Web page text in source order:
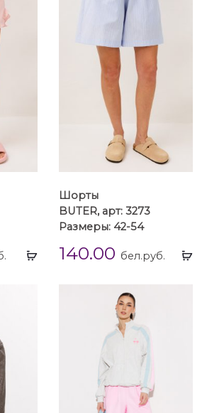
Выбрать
Шорты
BUTER, арт: 3273
Размеры: 42-54
140.00 бел.руб.